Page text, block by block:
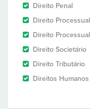
Direito Penal
Direito
Direito
Direito Societário
Direito Tributário
Direitos Humanos